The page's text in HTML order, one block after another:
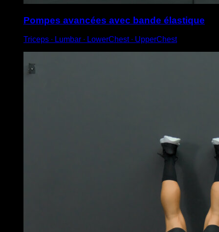
Pompes avancées avec bande élastique
Triceps ∙ Lumbar ∙ LowerChest ∙ UpperChest